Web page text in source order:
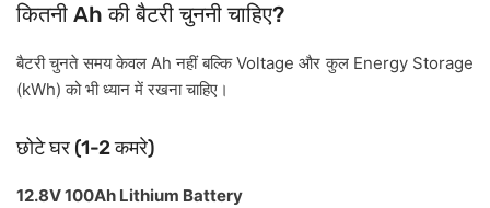
कितनी Ahकी बैटरी चुननी चाहिए?
बैटरी चुनते समय केवलAhनहीं बल्किVoltageऔर कुलEnergy Storage
(kWh)को भी ध्यान में रखना चाहिए।
छोटे घर (1-2कमरे)
12.8V 100Ah Lithium Battery